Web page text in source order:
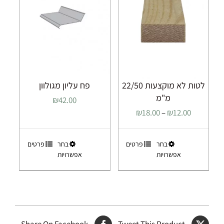
לטות לא מוקצעות 22/50
מ"מ
₪12.00
–
₪18.00
עד
בחר
אפשרויות
למוצר
זה
יש
ניתן
פרטים
פח עליון מגולוון
₪42.00
בחר
אפשרויות
למוצר
זה
יש
ניתן
פרטים